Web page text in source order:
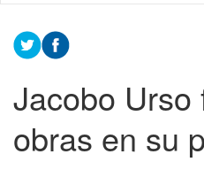
Contenido
principal
Jacobo Urso
obras en su